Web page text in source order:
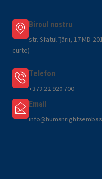
Biroul nostru
str. Sfatul Țării, 17 MD-
curte)
Telefon
+373 22 920 700
Email